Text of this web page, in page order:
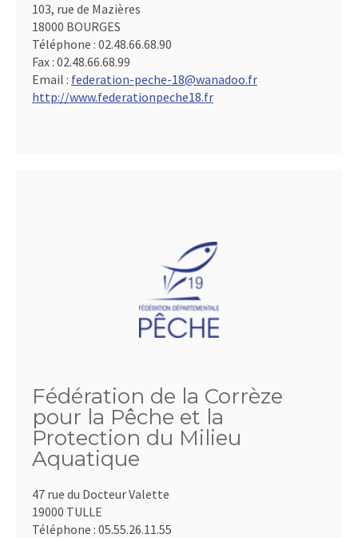
103, rue de Mazières
18000 BOURGES
Téléphone : 02.48.66.68.90
Fax : 02.48.66.68.99
Email : federation-peche-18@wanadoo.fr
http://www.federationpeche18.fr
Fédération de la Corrèze
pour la Pêche et la
Protection du Milieu
Aquatique
47 rue du Docteur Valette
19000 TULLE
Téléphone : 05.55.26.11.55